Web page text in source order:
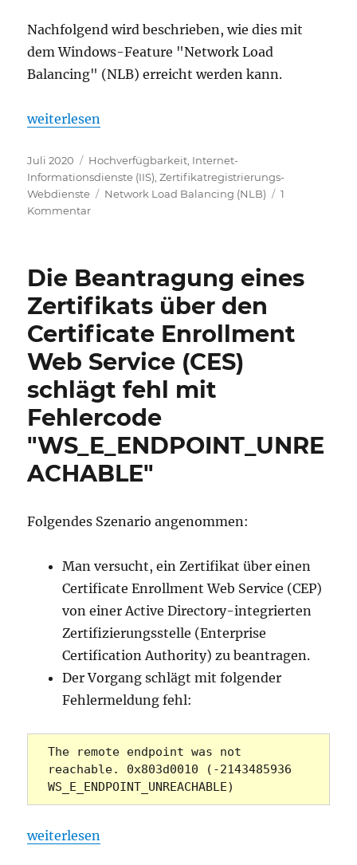
Nachfolgend wird beschrieben, wie dies mit
dem Windows-Feature "Network Load
Balancing" (NLB) erreicht werden kann.
„Verwenden von Microsoft Network Load
weiterlesen
Veröffentlicht
am
Juli 2020 Kategorien
Hochverfügbarkeit Internet-
Informationsdienste (IIS) ,Zertifikatregistrierungs-
Webdienste
Schlagwörter
Network Load Balancing (NLB)
1
Kommentarzu
Network
Load
Balancing
(NLB)
für
die
Zertifikatregistrierungs-
Webdienste
(CEP,
CES)
Die Beantragung eines
Zertifikats über den
Certificate Enrollment
Web Service (CES)
schlägt fehl mit
Fehlercode
"WS_E_ENDPOINT_UNRE
ACHABLE"
Folgendes Szenario angenommen:
Man versucht, ein Zertifikat über einen
Certificate Enrollment Web Service (CEP)
von einer Active Directory-integrierten
Zertifizierungsstelle (Enterprise
Certification Authority) zu beantragen.
Der Vorgang schlägt mit folgender
Fehlermeldung fehl:
The remote endpoint was not
reachable. 0x803d0010 (-2143485936
WS_E_ENDPOINT_UNREACHABLE)
„Die Beantragung eines Zertifikats über den
weiterlesen